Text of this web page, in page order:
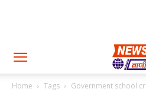
Home Tags Government school